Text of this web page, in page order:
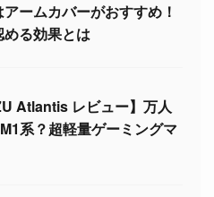
ームカバーがおすすめ！
める効果とは
Atlantis レビュー】万人
系？超軽量ゲーミングマ